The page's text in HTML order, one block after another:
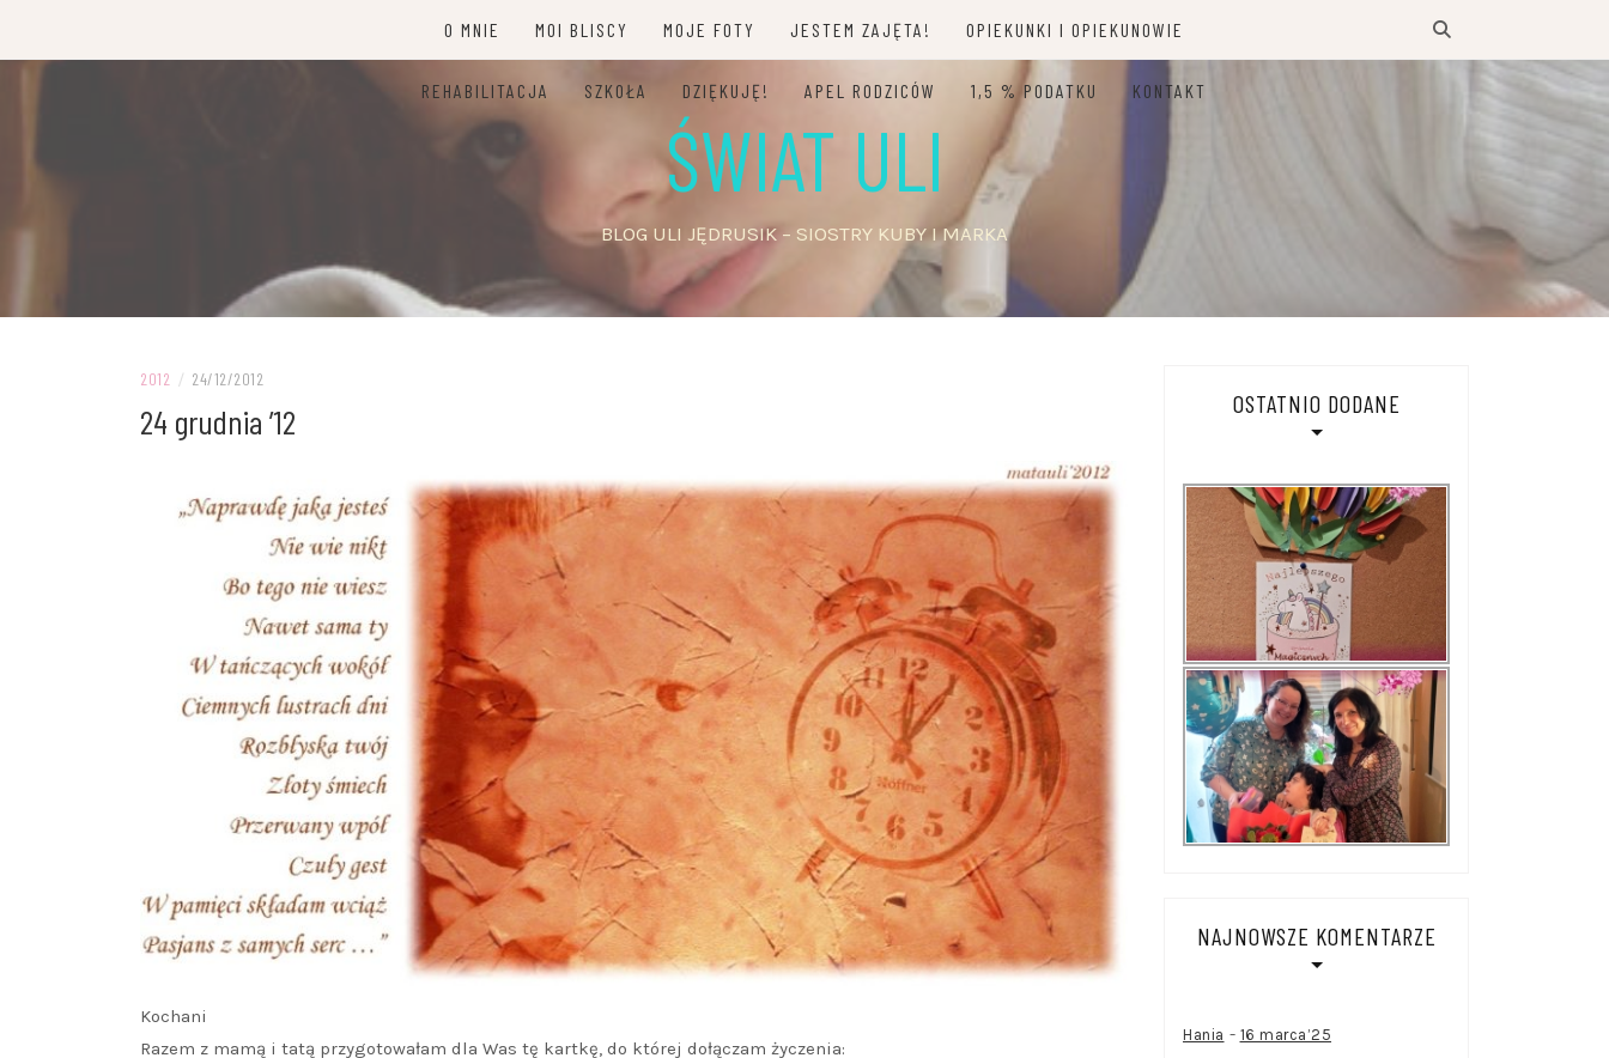
O MNIE MOI BLISCY MOJE FOTY JESTEM ZAJĘTA! OPIEKUNKI I OPIEKUNOWIE
REHABILITACJA SZKOŁA DZIĘKUJĘ! APEL RODZICÓW 1,5 % PODATKU KONTAKT
ŚWIAT ULI
BLOG ULI JĘDRUSIK – SIOSTRY KUBY I MARKA
2012 / 24/12/2012
24 grudnia ’12
Kochani
Razem z mamą i tatą przygotowałam dla Was tę kartkę, do której dołączam życzenia:
OSTATNIO DODANE
NAJNOWSZE KOMENTARZE
Hania - 16 marca’25